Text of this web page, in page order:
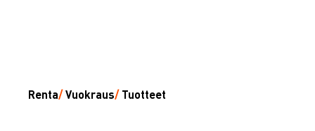
Renta/Vuokraus/ Tuotteet